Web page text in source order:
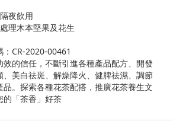
夜飲用
理木本堅果及花生
CR-2020-00461
的信任，不斷引進各種產品配方、開發
美白祛斑、解燥降火、健脾祛濕、調節
品。探索各種花茶配搭，推廣花茶養生文
的「茶香」好茶